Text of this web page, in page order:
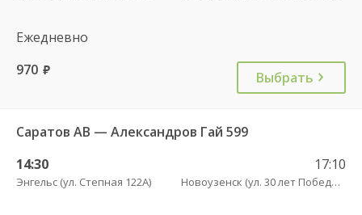
Ежедневно
970 руб. Выбрать
Саратов АВ — Александров Гай 599
14:30
Энгельс (ул. Степная 122А)
17:10
Новоузенск (ул. 30 лет Победы, 9)